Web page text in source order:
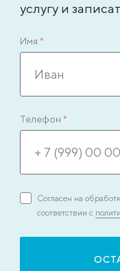
услугу и
Имя *
Телефон *
Согласен на
соответствии с